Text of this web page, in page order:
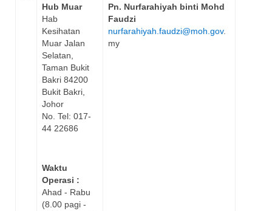
Hub Muar
Hab
Kesihatan
Muar Jalan
Selatan,
Taman Bukit
Bakri 84200
Bukit Bakri,
Johor
No. Tel: 017-
44 22686
Waktu
Operasi :
Ahad - Rabu
(8.00 pagi -
Pn. Nurfarahiyah binti Mohd
Faudzi
nurfarahiyah.faudzi@moh.gov.
my